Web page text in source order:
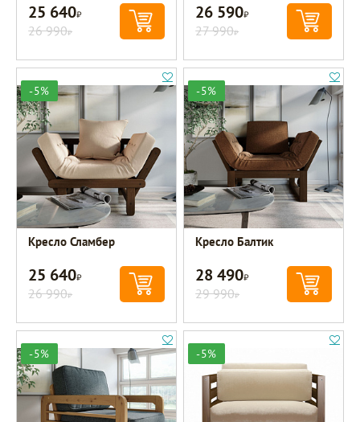
25 640Р
26 990Р
26 590Р
27 990Р
-5%
Кресло Сламбер
25 640Р
26 990Р
-5%
Кресло Балтик
28 490Р
29 990Р
-5% -5%